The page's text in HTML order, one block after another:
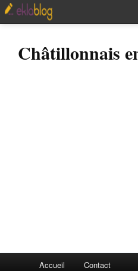
Châtillonnais
Accueil Contact